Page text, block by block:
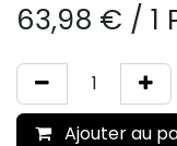
63,98 € / 1
Ajouter au